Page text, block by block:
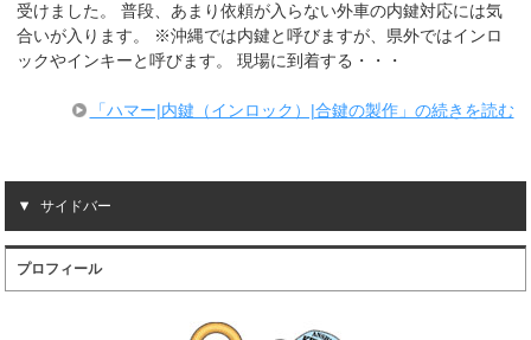
受けました。 普段、あまり依頼が入らない外車の内鍵対応には気
合いが入ります。 ※沖縄では内鍵と呼びますが、県外ではインロ
ックやインキーと呼びます。 現場に到着する・・・
「ハマー|内鍵（インロック）|合鍵の製作」の続きを読む
サイドバー
プロフィール